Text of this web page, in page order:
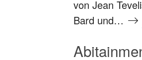
von Jean
Bard und…